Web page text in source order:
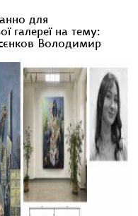
для
галереї на тему:
Володимир